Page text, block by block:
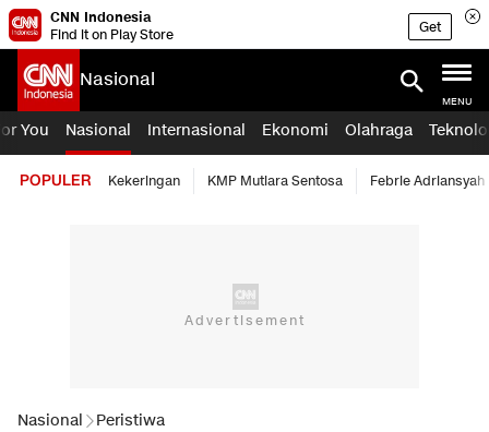
CNN Indonesia
Find it on Play Store
Get
Nasional
MENU
You Nasional Internasional Ekonomi Olahraga
POPULER Kekeringan KMP Mutiara Sentosa Febrie Adriansyah
Nasional Peristiwa